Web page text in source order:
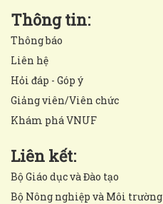
Thông tin:
Thông báo
Liên hệ
Hỏi đáp - Góp ý
Giảng viên/Viên chức
Khám phá VNUF
Liên kết:
Bộ Giáo dục và Đào tạo
Bộ Nông nghiệp và Môi trường